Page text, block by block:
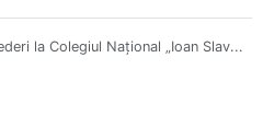
la Colegiul Național „Ioan Slav...